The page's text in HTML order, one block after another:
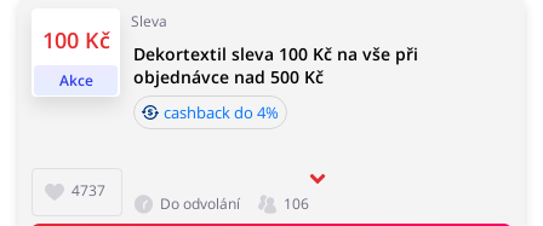
100 Kč
Akce
Sleva
4737
Dekortextil sleva 100 Kč na vše při
objednávce nad 500 Kč
cashback do 4%
Do odvolání 106